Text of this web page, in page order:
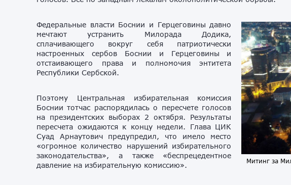
Митинг за
Федеральные власти Боснии и Герцеговины давно
мечтают устранить Милорада Додика,
сплачивающего вокруг себя патриотически
настроенных сербов Боснии и Герцеговины и
отстаивающего права и полномочия энтитета
Республики Сербской.
Поэтому Центральная избирательная комиссия
Боснии тотчас распорядилась о пересчете голосов
на президентских выборах 2 октября. Результаты
пересчета ожидаются к концу недели. Глава ЦИК
Суад Арнаутович предупредил, что имело место
«огромное количество нарушений избирательного
законодательства», а также «беспрецедентное
давление на избирательную комиссию».